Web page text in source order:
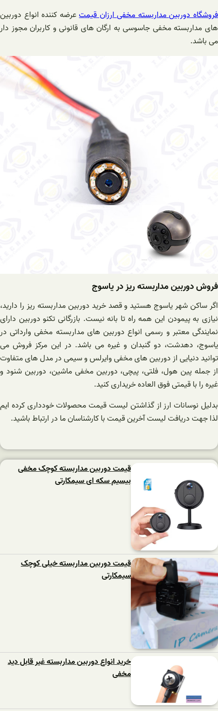
فروشگاه دوربین مداربسته مخفی ارزان قیمتعرضه کننده انواع دوربین
های مداربسته مخفی جاسوسی به ارگان های قانونی و کاربران مجوز دار
می باشد.
فروش دوربین مداربسته ریز در یاسوج
اگر ساکن شهر یاسوج هستید و قصد خرید دوربین مداربسته ریز را دارید،
نیازی به پیمودن این همه راه تا بانه نیست. بازرگانی تکنو دوربین دارای
نمایندگی معتبر و رسمی انواع دوربین های مداربسته مخفی وارداتی در
یاسوج، دهدشت، دو گنبدان و غیره می باشد. در این مرکز فروش می
توانید دنیایی از دوربین های مخفی وایرلس و سیمی در مدل های متفاوت
از جمله پین هول، فلتی، پیچی، دوربین مخفی ماشین، دوربین شنود و
غیره را با قیمتی فوق العاده خریداری کنید.
بدلیل نوسانات ارز از گذاشتن لیست قیمت محصولات خودداری کرده ایم
لذا جهت دریافت لیست آخرین قیمت با کارشناسان ما در ارتباط باشید.
قیمت دوربین مداربسته کوچک مخفی
بیسیم سکه ای سیمکارتی
قیمت دوربین مداربسته خیلی کوچک
سیمکارتی
خرید انواع دوربین مداربسته غیر قابل دید
مخفی